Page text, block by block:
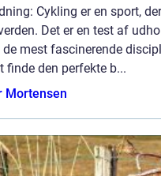
Cykling er en sport,
Det er en test af
mest fascinerende
finde den perfekte b...
Mortensen